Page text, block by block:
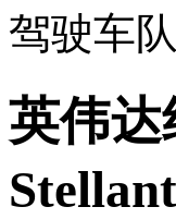
驾驶车
英伟